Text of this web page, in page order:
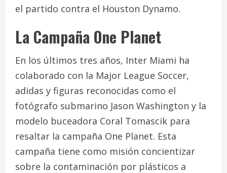
el partido contra el Houston Dynamo.
La Campaña One Planet
En los últimos tres años, Inter Miami ha
colaborado con la Major League Soccer,
adidas y figuras reconocidas como el
fotógrafo submarino Jason Washington y la
modelo buceadora Coral Tomascik para
resaltar la campaña One Planet. Esta
campaña tiene como misión concientizar
sobre la contaminación por plásticos a